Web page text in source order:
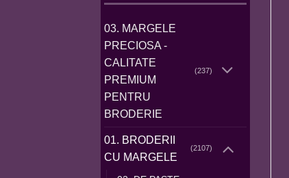
03. MARGELE
PRECIOSA -
CALITATE
PREMIUM
PENTRU
BRODERIE
(237)
01. BRODERII
CU MARGELE
(2107)